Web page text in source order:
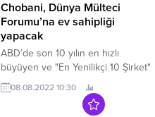
Chobani, Dünya Mülteci
Forumu’na ev sahipliği
yapacak
ABD’de son 10 yılın en hızlı
büyüyen ve "En Yenilikçi 10 Şirket"
arasında yer alan ve dünyada
gerçekleştirdiği sosyal sorumluluk
çalışmaları ile öne çıkan Chobani,
08.08.2022 10:30